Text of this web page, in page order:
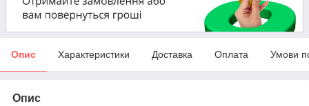
Опис Характеристики Доставка Оплата Умови
Опис